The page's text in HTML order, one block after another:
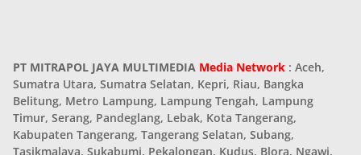
PT MITRAPOL JAYA MULTIMEDIA Media Network : Aceh,
Sumatra Utara, Sumatra Selatan, Kepri, Riau, Bangka
Belitung, Metro Lampung, Lampung Tengah, Lampung
Timur, Serang, Pandeglang, Lebak, Kota Tangerang,
Kabupaten Tangerang, Tangerang Selatan, Subang,
Tasikmalaya, Sukabumi, Pekalongan, Kudus, Blora, Ngawi,